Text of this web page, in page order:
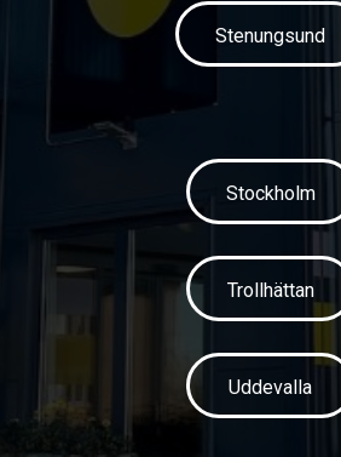
Stenungsund
Stockholm
Trollhättan
Uddevalla